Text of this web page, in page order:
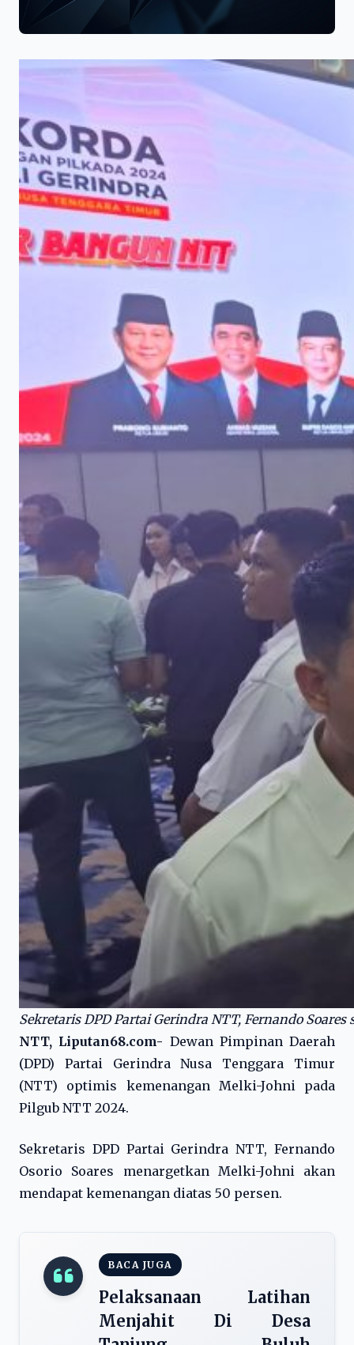
Sekretaris DPD Partai Gerindra NTT, Fernando
NTT, Liputan68.com- Dewan Pimpinan Daerah
(DPD) Partai Gerindra Nusa Tenggara Timur
(NTT) optimis kemenangan Melki-Johni pada
Pilgub NTT 2024.
Sekretaris DPD Partai Gerindra NTT, Fernando
Osorio Soares menargetkan Melki-Johni akan
mendapat kemenangan diatas 50 persen.
BACA JUGA
Pelaksanaan Latihan
Menjahit Di Desa